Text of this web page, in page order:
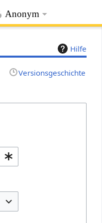
Anonym
Hilfe
Versionsgeschichte